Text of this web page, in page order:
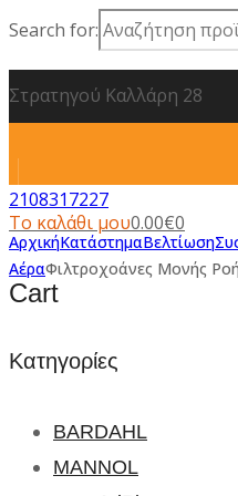
Search for:
Στρατηγού Καλλάρη 28
2108317227
Το καλάθι μου0.00€0
Cart
ΑρχικήΚατάστημαΒελτίωση
ΑέραΦιλτροχοάνες Μονής
Κατηγορίες
BARDAHL
MANNOL